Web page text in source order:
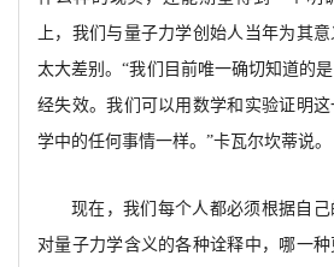
上，我们与量子力学创始人当年为其
太大差别。“我们目前唯一确切知道的
经失效。我们可以用数学和实验证明
学中的任何事情一样。”卡瓦尔坎蒂说。
现在，我们每个人都必须根据自
对量子力学含义的各种诠释中，哪一